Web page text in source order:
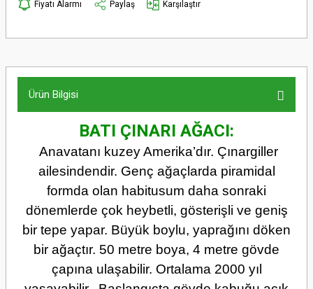
Fiyatı Alarmı
Paylaş Karşılaştır
Ürün Bilgisi
BATI ÇINARI AĞACI:
Anavatanı kuzey Amerika’dır. Çınargiller
ailesindendir. Genç ağaçlarda piramidal
formda olan habitusum daha sonraki
dönemlerde çok heybetli, gösterişli ve geniş
bir tepe yapar. Büyük boylu, yaprağını döken
bir ağaçtır. 50 metre boya, 4 metre gövde
çapına ulaşabilir. Ortalama 2000 yıl